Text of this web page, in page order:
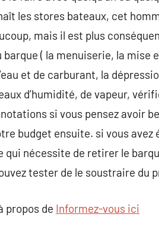
les stores bateaux, cet
mais il est plus
barque ( la menuiserie, la
et de carburant, la
d’humidité, de vapeur,
si vous pensez avoir
budget ensuite. si vous avez
qui nécessite de retirer le
tester de le soustraire du
propos de Informez-vous ici